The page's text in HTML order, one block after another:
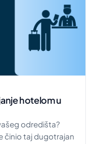
hotelom u
odredišta?
činio taj dugotrajan